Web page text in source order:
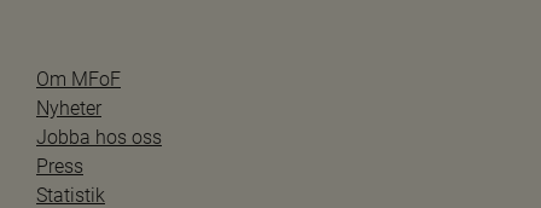
Om MFoF
Nyheter
Jobba hos oss
Press
Statistik